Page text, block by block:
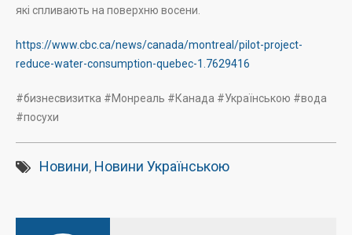
які спливають на поверхню восени.
https://www.cbc.ca/news/canada/montreal/pilot-project-
reduce-water-consumption-quebec-1.7629416
#бизнесвизитка #Монреаль #Канада #Українською #вода
#посухи
Новини, Новини Українською